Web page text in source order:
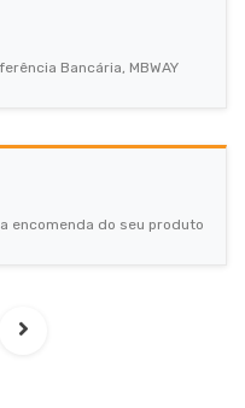
Bancária, MBWAY
encomenda do seu produto